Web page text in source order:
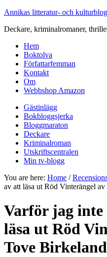
Annikas litteratur- och
Deckare, kriminalromaner,
Hem
Boktolva
Författarfemman
Kontakt
Om
Webbshop Amazon
Gästinlägg
Bokbloggsjerka
Bloggmaraton
Deckare
Kriminalroman
Utskriftscentralen
Min tv-blogg
You are here: Home /
av att läsa ut Röd Vinterängel
Varför jag
läsa ut Röd
Tove